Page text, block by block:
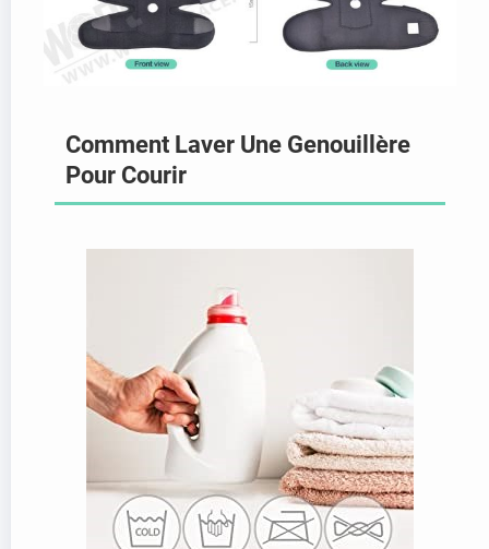
Comment Laver Une Genouillère
Pour Courir